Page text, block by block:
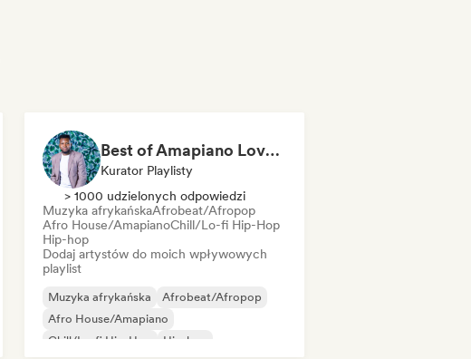
Best of Amapiano Love Songs 2026 / SA HipHop 2026 / Best of Afro Soul
Kurator Playlisty
> 1000 udzielonych odpowiedzi
Muzyka afrykańskaAfrobeat/Afropop
Afro House/AmapianoChill/Lo-fi Hip-Hop
Hip-hop
Dodaj artystów do moich wpływowych
playlist
Muzyka afrykańska
Afrobeat/Afropop
Afro House/Amapiano
Chill/Lo-fi Hip-Hop
Hip-hop